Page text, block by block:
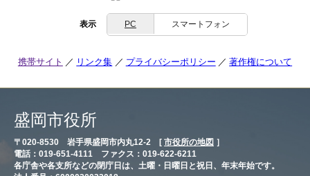
表示 PC スマートフォン
携帯サイト リンク集 プライバシーポリシー 著作権について
盛岡市役所
〒020-8530 岩手県盛岡市内丸12-2 [ 市役所の地図 ］
電話：019-651-4111 ファクス：019-622-6211
各庁舎や各支所などの閉庁日は、土曜・日曜日と祝日、年末年始です。